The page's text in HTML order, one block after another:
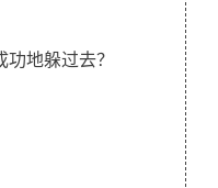
地躲过去？